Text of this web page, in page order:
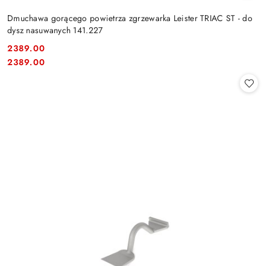
Dmuchawa gorącego powietrza zgrzewarka Leister TRIAC ST - do
dysz nasuwanych 141.227
Cena:
2389.00
Cena:
2389.00